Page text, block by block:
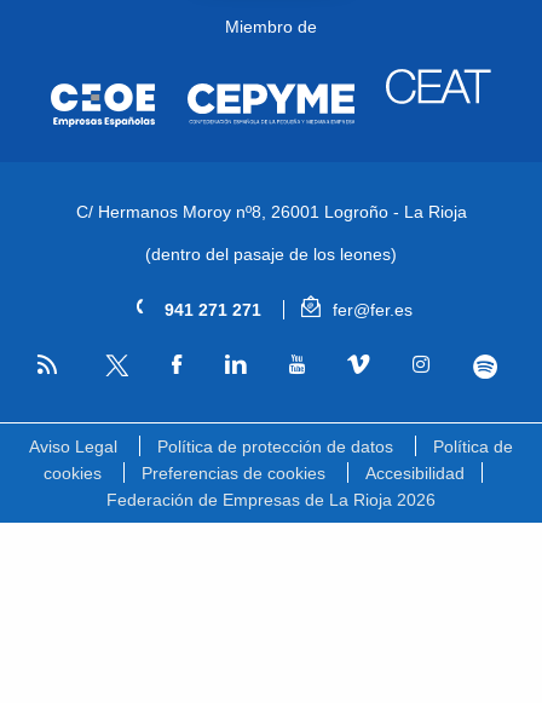
Miembro de
C/ Hermanos Moroy nº8, 26001 Logroño - La Rioja
(dentro del pasaje de los leones)
941 271 271 fer@fer.es
RSS
Aviso Legal Política de protección de datos
Política de
cookies
Preferencias de cookies
Accesibilidad
Federación de Empresas de La Rioja 2026